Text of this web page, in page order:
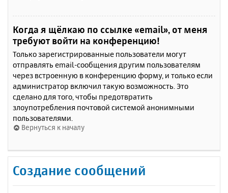
Когда я щёлкаю по ссылке «email», от меня
требуют войти на конференцию!
Только зарегистрированные пользователи могут
отправлять email-сообщения другим пользователям
через встроенную в конференцию форму, и только если
администратор включил такую возможность. Это
сделано для того, чтобы предотвратить
злоупотребления почтовой системой анонимными
пользователями.
Вернуться к началу
Создание сообщений